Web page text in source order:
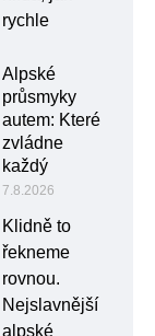
rychle
Alpské
průsmyky
autem: Které
zvládne
každý
7.8.2026
Klidně to
řekneme
rovnou.
Nejslavnější
alpské